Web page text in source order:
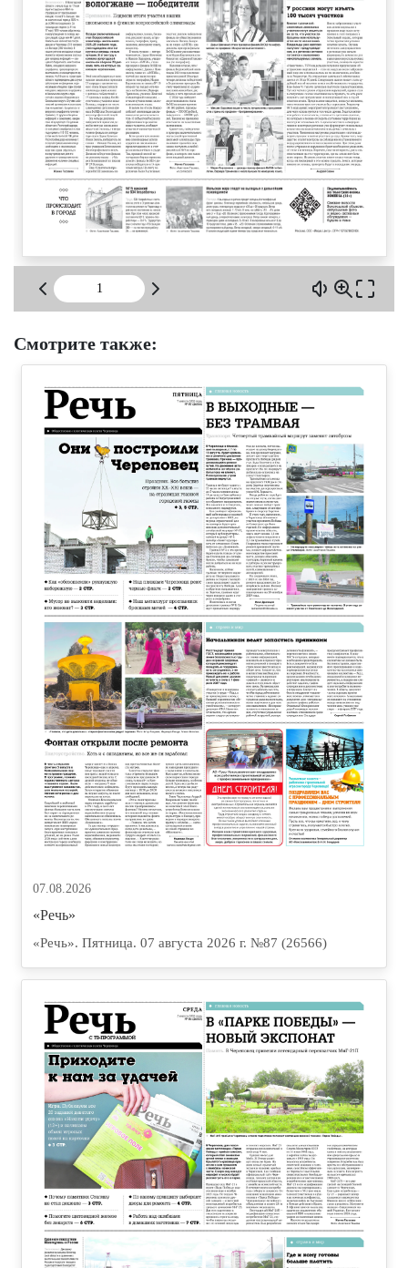
Смотрите также:
07.08.2026
«Речь»
«Речь». Пятница. 07 августа 2026 г. №87 (26566)